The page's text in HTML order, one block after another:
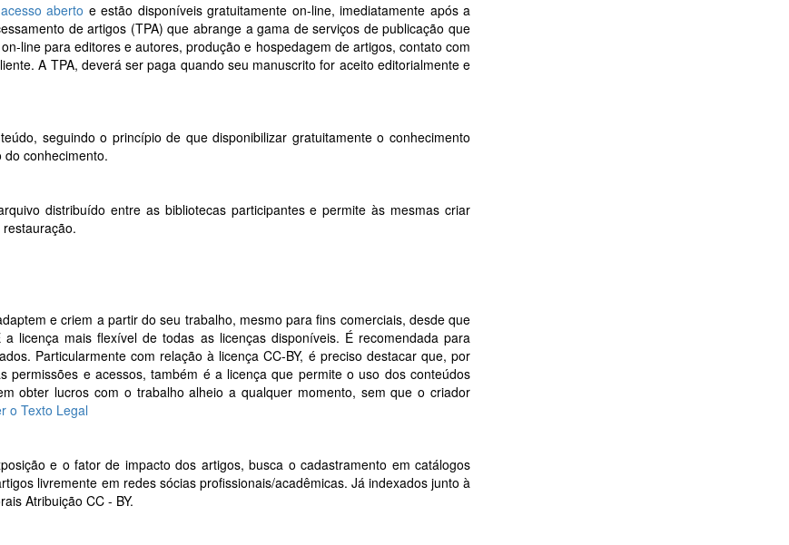
acesso aberto e estão disponíveis gratuitamente on-line, imediatamente após a
de artigos (TPA) que abrange a gama de serviços de publicação que
line para editores e autores, produção e hospedagem de artigos, contato com
A TPA, deverá ser paga quando seu manuscrito for aceito editorialmente e
seguindo o princípio de que disponibilizar gratuitamente o conhecimento
conhecimento.
distribuído entre as bibliotecas participantes e permite às mesmas criar
e criem a partir do seu trabalho, mesmo para fins comerciais, desde que
licença mais flexível de todas as licenças disponíveis. É recomendada para
Particularmente com relação à licença CC-BY, é preciso destacar que, por
e acessos, também é a licença que permite o uso dos conteúdos
obter lucros com o trabalho alheio a qualquer momento, sem que o criador
o Texto Legal
e o fator de impacto dos artigos, busca o cadastramento em catálogos
livremente em redes sócias profissionais/acadêmicas. Já indexados junto à
Atribuição CC - BY.